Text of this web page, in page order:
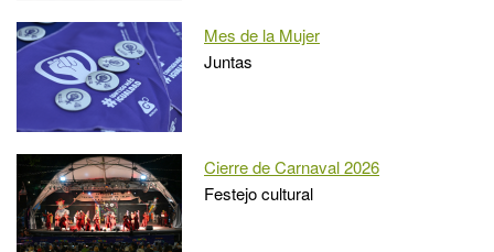
Mes de la Mujer
Juntas
Cierre de Carnaval 2026
Festejo cultural